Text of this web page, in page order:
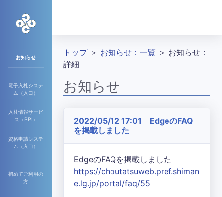
お知らせ
電子入札システ
ム（入口）
入札情報サービ
ス（PPI）
資格申請システ
ム（入口）
初めてご利用の
方
トップ＞ お知らせ：一覧 ＞ お知らせ：
詳細
お知らせ
2022/05/12 17:01 EdgeのFAQ
を掲載しました
EdgeのFAQを掲載しました
https://choutatsuweb.pref.shiman
e.lg.jp/portal/faq/55